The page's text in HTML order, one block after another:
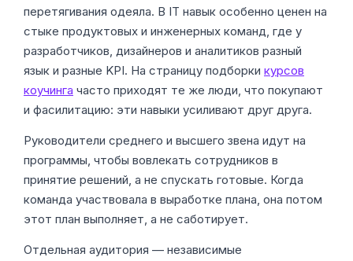
перетягивания одеяла. В IT навык особенно ценен на
стыке продуктовых и инженерных команд, где у
разработчиков, дизайнеров и аналитиков разный
язык и разные KPI. На страницу подборки курсов
коучинга часто приходят те же люди, что покупают
и фасилитацию: эти навыки усиливают друг друга.
Руководители среднего и высшего звена идут на
программы, чтобы вовлекать сотрудников в
принятие решений, а не спускать готовые. Когда
команда участвовала в выработке плана, она потом
этот план выполняет, а не саботирует.
Отдельная аудитория — независимые